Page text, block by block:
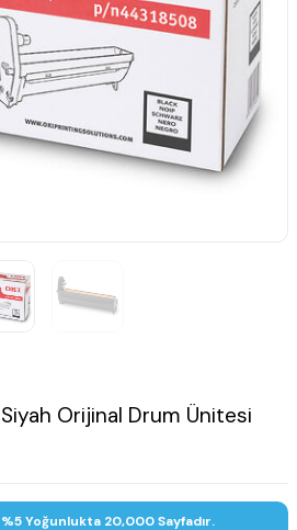
Orijinal Drum Ünitesi
Yoğunlukta 20,000 Sayfadır.